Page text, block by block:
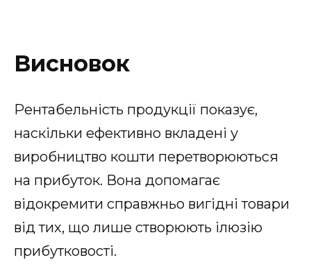
Висновок
Рентабельність продукції показує,
наскільки ефективно вкладені у
виробництво кошти перетворюються
на прибуток. Вона допомагає
відокремити справжньо вигідні товари
від тих, що лише створюють ілюзію
прибутковості.